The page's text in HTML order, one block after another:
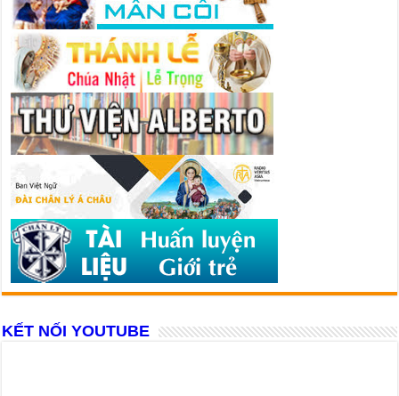
KẾT NỐI YOUTUBE